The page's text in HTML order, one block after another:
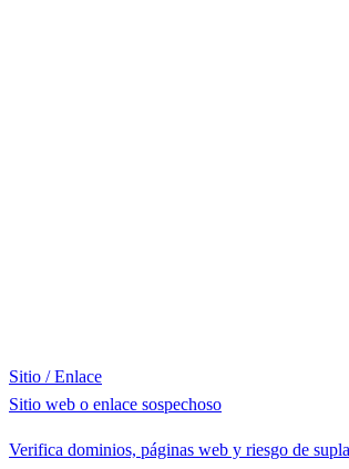
Sitio / Enlace
Sitio web o enlace sospechoso
Verifica dominios, páginas web y riesgo de